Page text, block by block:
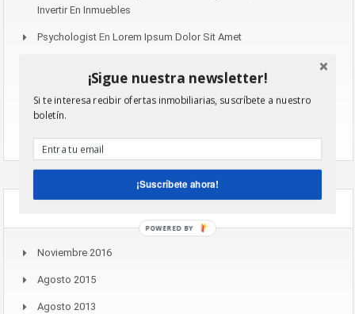
Invertir En Inmuebles
Psychologist En Lorem Ipsum Dolor Sit Amet
Housers, El Crowdfunding Para Que Todos Puedan
Invertir En Inmuebles
Aviator_gjSn Lorem Ipsum Dolor Sit Amet
Noviembre 2016
Agosto 2015
Agosto 2013
¡Sigue nuestra newsletter!
Si te interesa recibir ofertas inmobiliarias, suscríbete a nuestro
boletín.
¡Suscríbete ahora!
POWERED BY